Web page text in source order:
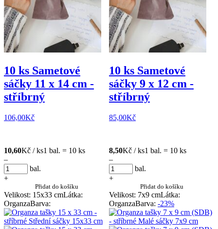
10 ks Sametové
sáčky 11 x 14 cm -
stříbrný
106,00Kč
10,60Kč / ks1 bal. = 10 ks
–
bal.
+
Přidat do košíku
10 ks Sametové
sáčky 9 x 12 cm -
stříbrný
85,00Kč
8,50Kč / ks1 bal. = 10 ks
–
bal.
+
Přidat do košíku
Velikost: 15x33 cmLátka:
OrganzaBarva:
Velikost: 7x9 cmLátka:
OrganzaBarva: -23%